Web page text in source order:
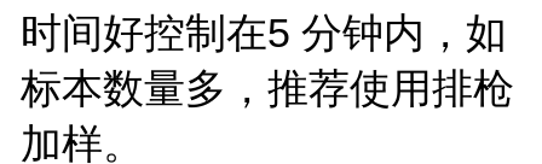
时间好控制在5 分钟内，如
标本数量多，推荐使用排枪
加样。